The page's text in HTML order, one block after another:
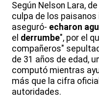
Según Nelson Lara,
culpa de los paisanos
aseguró- echaron
el derrumbe", por el
compañeros"
de 31 años de edad,
computó mientras
más que la cifra
autoridades.